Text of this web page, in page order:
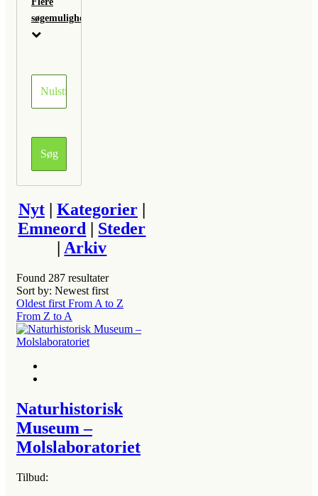
søgemuligheder
Nyt| Kategorier|
Emneord
Steder
|Arkiv
Found 287 resultater
Sort by: Newest first
Oldest first From A to Z
From Z to A
Naturhistorisk
Museum –
Molslaboratoriet
Tilbud: